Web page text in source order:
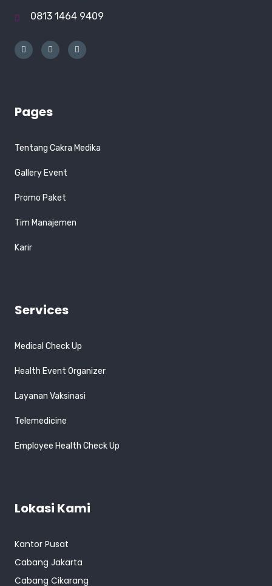
0813 1464 9409
Pages
Tentang Cakra Medika
Gallery Event
Promo Paket
Tim Manajemen
Karir
Services
Medical Check Up
Health Event Organizer
Layanan Vaksinasi
Telemedicine
Employee Health Check Up
Lokasi Kami
Kantor Pusat
Cabang Jakarta
Cabang Cikarang